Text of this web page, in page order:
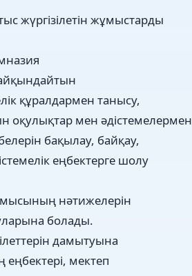
жүргізілетін жұмыстарды
құралдармен танысу,
мен әдістемелермен
бақылау, байқау,
еңбектерге шолу
нәтижелерін
болады.
дамытуына
мектеп